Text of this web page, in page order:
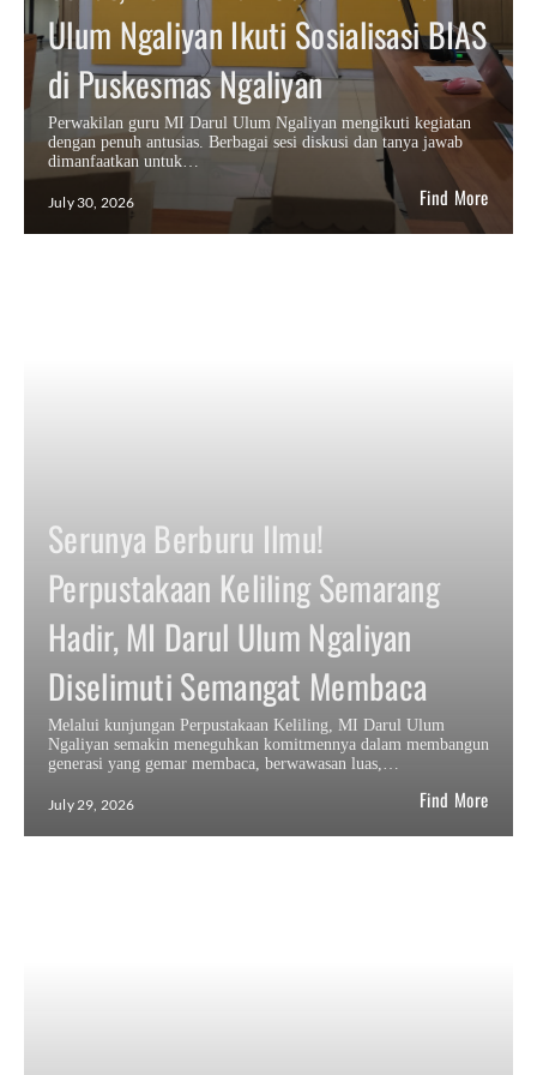
Ulum Ngaliyan Ikuti Sosialisasi BIAS
di Puskesmas Ngaliyan
Perwakilan guru MI Darul Ulum Ngaliyan mengikuti kegiatan
dengan penuh antusias. Berbagai sesi diskusi dan tanya jawab
dimanfaatkan untuk…
July 30, 2026 Find More
Serunya Berburu Ilmu!
Perpustakaan Keliling Semarang
Hadir, MI Darul Ulum Ngaliyan
Diselimuti Semangat Membaca
Melalui kunjungan Perpustakaan Keliling, MI Darul Ulum
Ngaliyan semakin meneguhkan komitmennya dalam membangun
generasi yang gemar membaca, berwawasan luas,…
July 29, 2026 Find More